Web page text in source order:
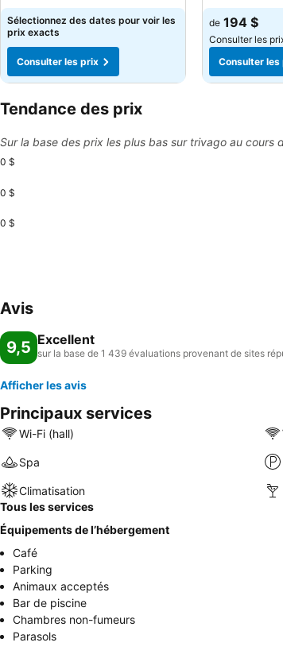
Sélectionnez des dates pour voir les
prix exacts
Consulter les prix
de 194 $
Consulter les
Consulter les
Tendance des prix
Sur la base des prix les plus bas sur trivago au cours
0 $
0 $
0 $
Avis
9,5 Excellent
sur la base de 1 439 évaluations provenant de sites
Afficher les avis
Principaux services
Wi-Fi (hall)
Spa
Climatisation
Tous les services
Équipements de l’hébergement
Café
Parking
Animaux acceptés
Bar de piscine
Chambres non-fumeurs
Parasols